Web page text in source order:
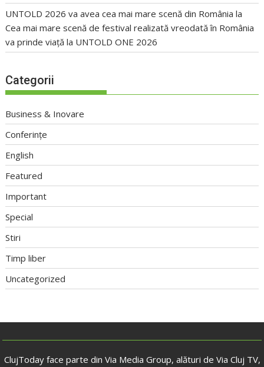
UNTOLD 2026 va avea cea mai mare scenă din România la
Cea mai mare scenă de festival realizată vreodată în România
va prinde viață la UNTOLD ONE 2026
Categorii
Business & Inovare
Conferințe
English
Featured
Important
Special
Stiri
Timp liber
Uncategorized
ClujToday face parte din Via Media Group, alături de Via Cluj TV,